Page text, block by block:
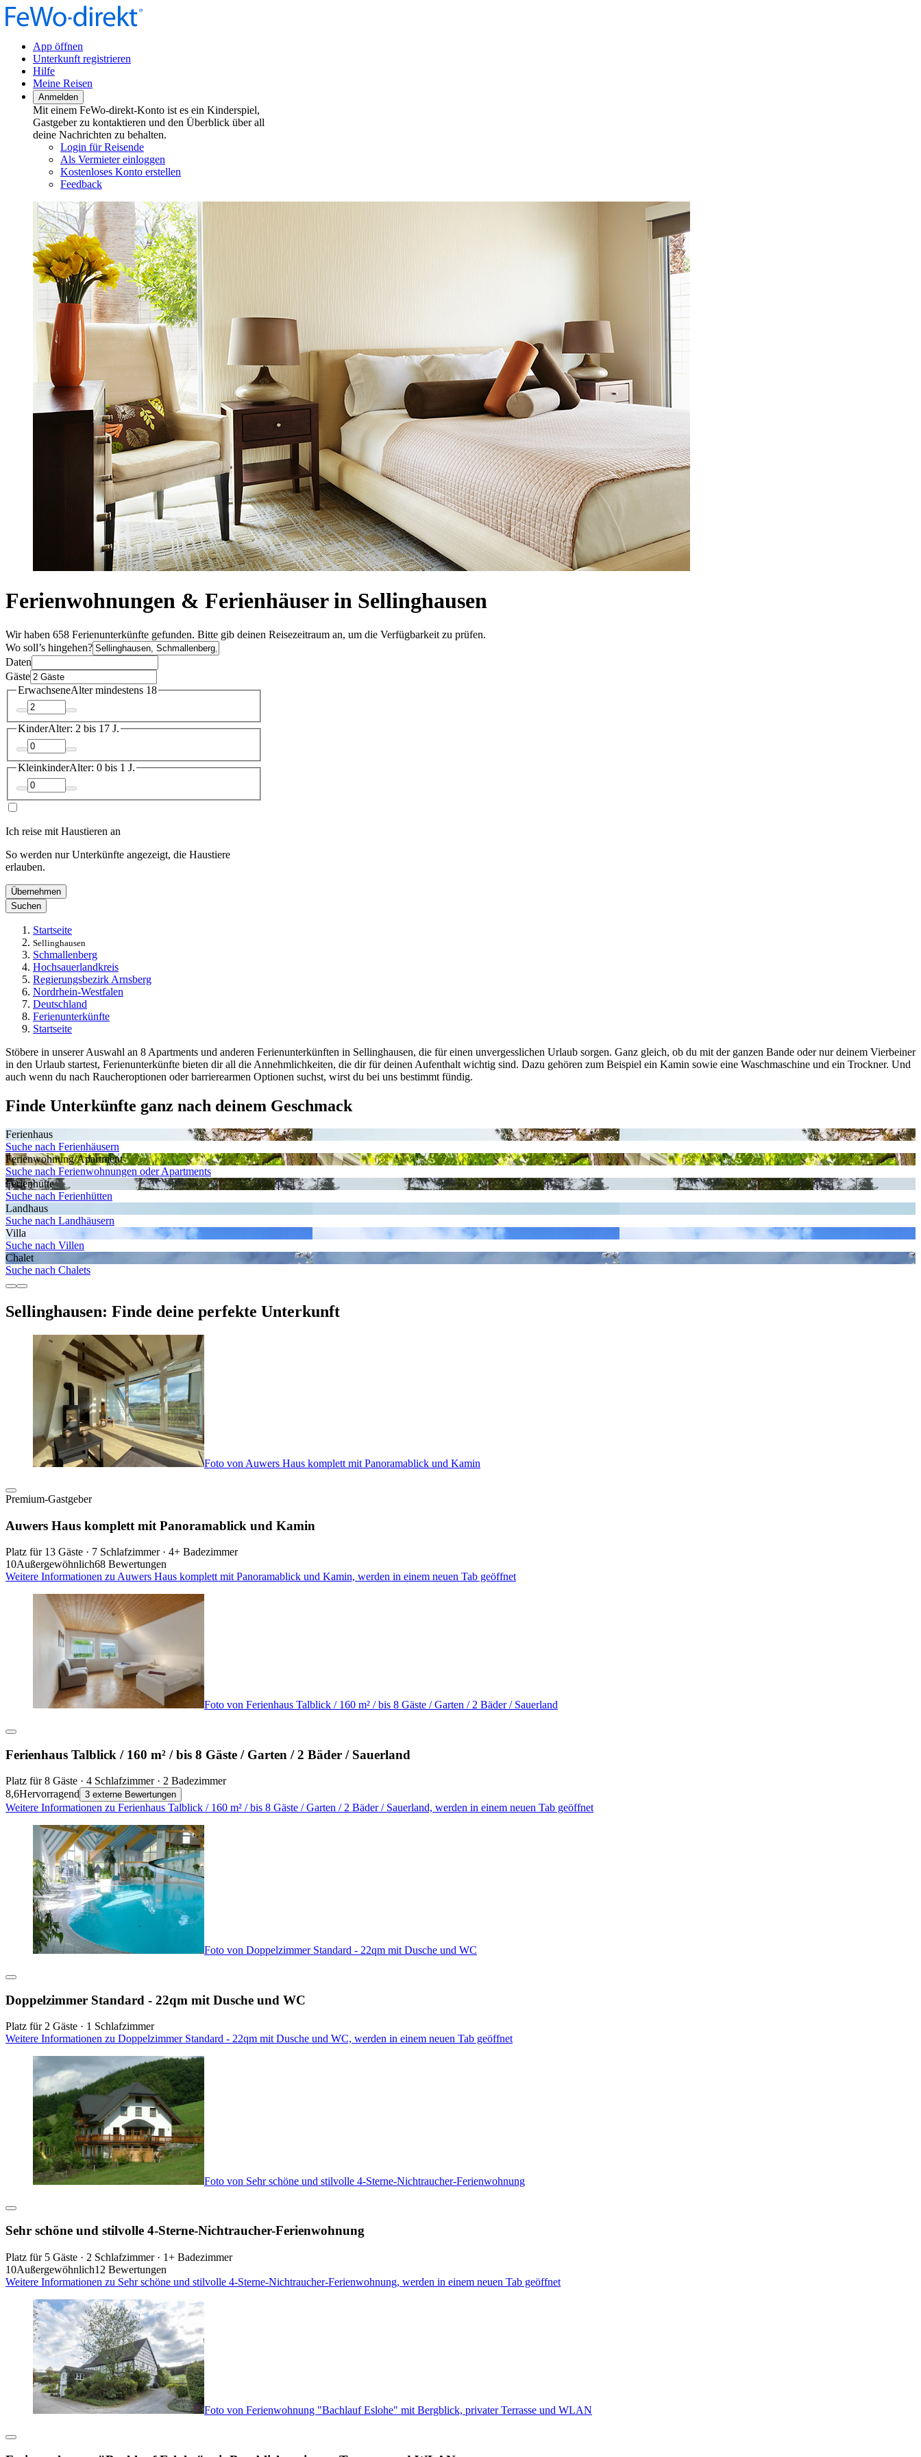
App öffnen
Unterkunft registrieren
Hilfe
Meine Reisen
Anmelden
Mit einem FeWo-direkt-Konto ist es ein Kinderspiel,
Gastgeber zu kontaktieren und den Überblick über all
deine Nachrichten zu behalten.
Login für Reisende
Als Vermieter einloggen
Kostenloses Konto erstellen
Feedback
Ferienwohnungen & Ferienhäuser in Sellinghausen
Wir haben 658 Ferienunterkünfte gefunden. Bitte gib deinen Reisezeitraum an, um die Verfügbarkeit zu prüfen.
Wo soll’s hingehen?
Daten
Gäste
ErwachseneAlter mindestens 18
KinderAlter: 2 bis 17 J.
KleinkinderAlter: 0 bis 1 J.
Ich reise mit Haustieren an
So werden nur Unterkünfte angezeigt, die Haustiere
erlauben.
Übernehmen
Suchen
Startseite
Sellinghausen
Schmallenberg
Hochsauerlandkreis
Regierungsbezirk Arnsberg
Nordrhein-Westfalen
Deutschland
Ferienunterkünfte
Startseite
Stöbere in unserer Auswahl an 8 Apartments und anderen Ferienunterkünften in Sellinghausen, die für einen unvergesslichen Urlaub sorgen. Ganz gleich, ob du mit der ganzen Bande oder nur deinem Vierbeiner
in den Urlaub startest, Ferienunterkünfte bieten dir all die Annehmlichkeiten, die dir für deinen Aufenthalt wichtig sind. Dazu gehören zum Beispiel ein Kamin sowie eine Waschmaschine und ein Trockner. Und
auch wenn du nach Raucheroptionen oder barrierearmen Optionen suchst, wirst du bei uns bestimmt fündig.
Finde Unterkünfte ganz nach deinem Geschmack
Ferienhaus
Suche nach Ferienhäusern
Ferienwohnung/Apartment
Suche nach Ferienwohnungen oder Apartments
Ferienhütte
Suche nach Ferienhütten
Landhaus
Suche nach Landhäusern
Villa
Suche nach Villen
Chalet
Suche nach Chalets
Sellinghausen: Finde deine perfekte Unterkunft
Foto von Auwers Haus komplett mit Panoramablick und Kamin
Premium-Gastgeber
Auwers Haus komplett mit Panoramablick und Kamin
Platz für 13 Gäste · 7 Schlafzimmer · 4+ Badezimmer
10Außergewöhnlich68 Bewertungen
Weitere Informationen zu Auwers Haus komplett mit Panoramablick und Kamin, werden in einem neuen Tab geöffnet
Foto von Ferienhaus Talblick / 160 m² / bis 8 Gäste / Garten / 2 Bäder / Sauerland
Ferienhaus Talblick / 160 m² / bis 8 Gäste / Garten / 2 Bäder / Sauerland
Platz für 8 Gäste · 4 Schlafzimmer · 2 Badezimmer
8,6Hervorragend 3 externe Bewertungen
Weitere Informationen zu Ferienhaus Talblick / 160 m² / bis 8 Gäste / Garten / 2 Bäder / Sauerland, werden in einem neuen Tab geöffnet
Foto von Doppelzimmer Standard - 22qm mit Dusche und WC
Doppelzimmer Standard - 22qm mit Dusche und WC
Platz für 2 Gäste · 1 Schlafzimmer
Weitere Informationen zu Doppelzimmer Standard - 22qm mit Dusche und WC, werden in einem neuen Tab geöffnet
Foto von Sehr schöne und stilvolle 4-Sterne-Nichtraucher-Ferienwohnung
Sehr schöne und stilvolle 4-Sterne-Nichtraucher-Ferienwohnung
Platz für 5 Gäste · 2 Schlafzimmer · 1+ Badezimmer
10Außergewöhnlich12 Bewertungen
Weitere Informationen zu Sehr schöne und stilvolle 4-Sterne-Nichtraucher-Ferienwohnung, werden in einem neuen Tab geöffnet
Foto von Ferienwohnung "Bachlauf Eslohe" mit Bergblick, privater Terrasse und WLAN